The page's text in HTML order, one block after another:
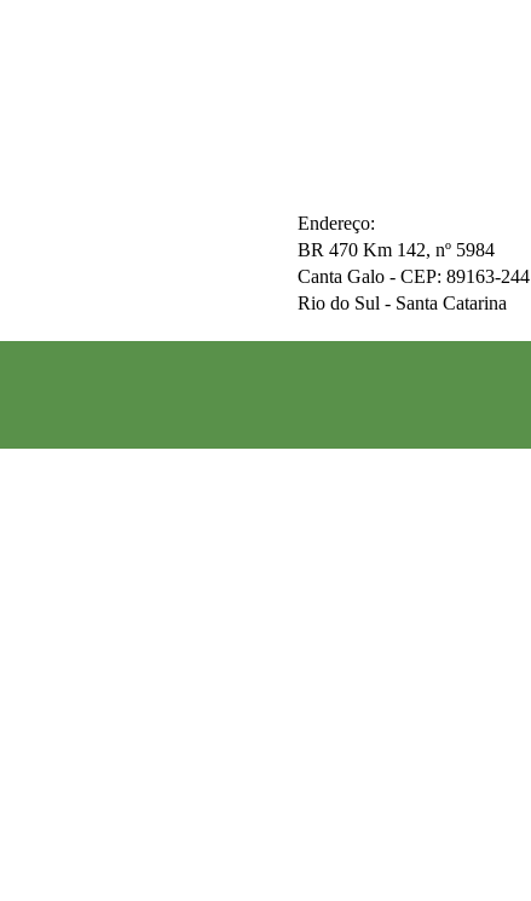
Endereço:
BR 470 Km 142, nº 5984
Canta Galo - CEP: 89163-244
Rio do Sul - Santa Catarina